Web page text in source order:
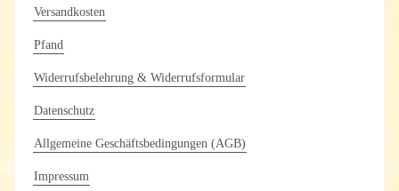
Versandkosten
Pfand
Widerrufsbelehrung & Widerrufsformular
Datenschutz
Allgemeine Geschäftsbedingungen (AGB)
Impressum